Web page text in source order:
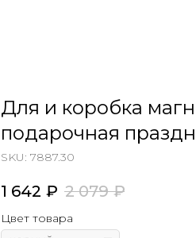
Для и коробка
подарочная
SKU: 7887.30
1 642 ₽ 2 079 ₽
Цвет товара